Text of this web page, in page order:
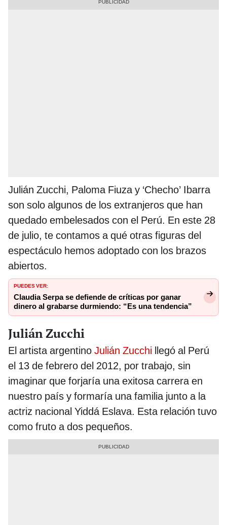
Julián Zucchi, Paloma Fiuza y ‘Checho’ Ibarra
son solo algunos de los extranjeros que han
quedado embelesados con el Perú. En este 28
de julio, te contamos a qué otras figuras del
espectáculo hemos adoptado con los brazos
abiertos.
PUEDES VER:
Claudia Serpa se defiende de críticas por ganar
dinero al grabarse durmiendo: “Es una tendencia”
Julián Zucchi
El artista argentino Julián Zucchi llegó al Perú
el 13 de febrero del 2012, por trabajo, sin
imaginar que forjaría una exitosa carrera en
nuestro país y formaría una familia junto a la
actriz nacional Yiddá Eslava. Esta relación tuvo
como fruto a dos pequeños.